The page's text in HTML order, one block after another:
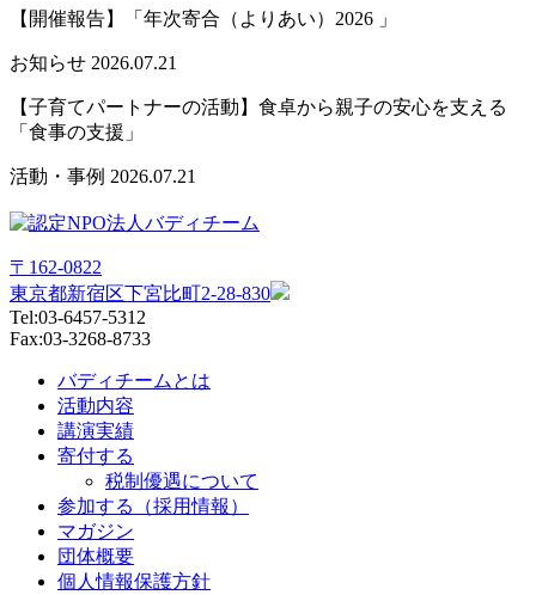
【開催報告】「年次寄合（よりあい）2026 」
お知らせ 2026.07.21
【子育てパートナーの活動】食卓から親子の安心を支える
「食事の支援」
活動・事例 2026.07.21
〒162-0822
東京都新宿区下宮比町2-28-830
Tel:03-6457-5312
Fax:03-3268-8733
バディチームとは
活動内容
講演実績
寄付する
税制優遇について
参加する（採用情報）
マガジン
団体概要
個人情報保護方針